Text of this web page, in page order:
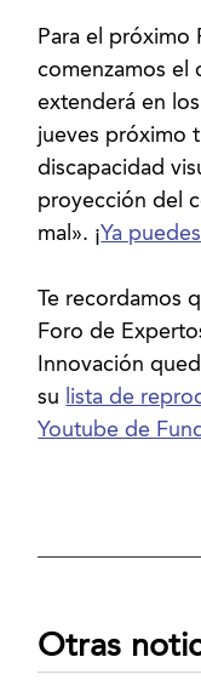
Para el próximo
comenzamos el
extenderá en
jueves próximo
discapacidad
proyección del
mal». ¡Ya
Te recordamos
Foro de
Innovación
su
lista de
Youtube de
Otras